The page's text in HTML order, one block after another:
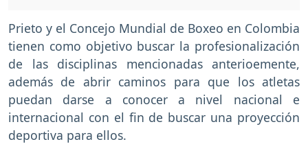
Prieto y el Concejo Mundial de Boxeo en Colombia
tienen como objetivo buscar la profesionalización
de las disciplinas mencionadas anterioemente,
además de abrir caminos para que los atletas
puedan darse a conocer a nivel nacional e
internacional con el fin de buscar una proyección
deportiva para ellos.